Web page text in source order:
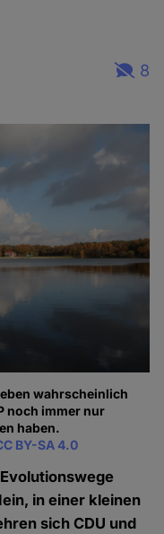
8
wahrscheinlich
noch immer nur
haben.
BY-SA 4.0
in einer kleinen
sich CDU und